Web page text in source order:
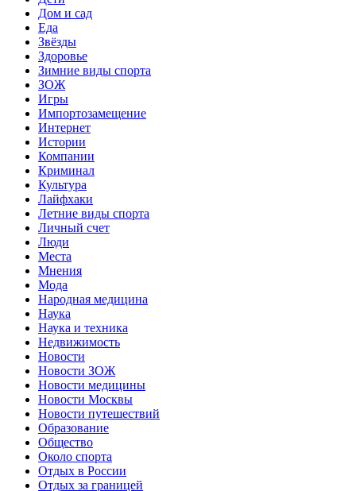
Дом и сад
Еда
Звёзды
Здоровье
Зимние виды спорта
ЗОЖ
Игры
Импортозамещение
Интернет
Истории
Компании
Криминал
Культура
Лайфхаки
Летние виды спорта
Личный счет
Люди
Места
Мнения
Мода
Народная медицина
Наука
Наука и техника
Недвижимость
Новости
Новости ЗОЖ
Новости медицины
Новости Москвы
Новости путешествий
Образование
Общество
Около спорта
Отдых в России
Отдых за границей